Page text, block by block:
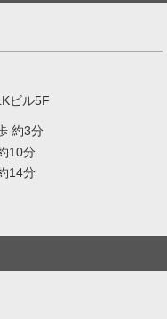
ビル5F
約3分
10分
14分